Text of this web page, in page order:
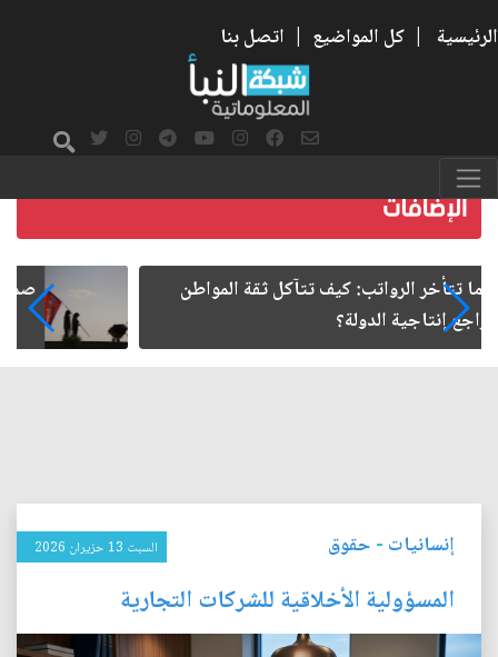
الرئيسية | كل المواضيع | اتصل بنا
صمت الطريق بعد الأربعين
إنسانيات - حقوق السبت 13 حزيران 2026
المسؤولية الأخلاقية للشركات التجارية